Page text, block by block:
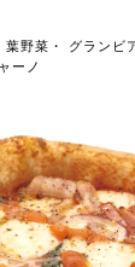
葉野菜・ グランビ
ーノ